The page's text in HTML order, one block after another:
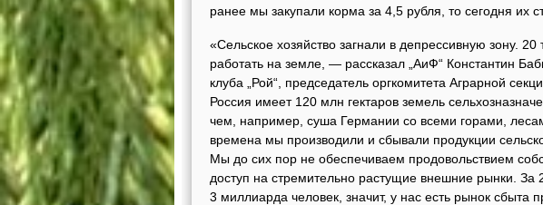
ранее мы закупали корма за 4,5 рубля, то сегодня их
«Сельское хозяйство загнали в депрессивную зону.
работать на земле, — рассказал „АиФ“ Константин
клуба „Рой“, председатель оргкомитета Аграрной
Россия имеет 120 млн гектаров земель
чем, например, суша Германии со всеми горами,
времена мы производили и сбывали продукции
Мы до сих пор не обеспечиваем продовольствием
доступ на стремительно растущие внешние рынки.
3 миллиарда человек, значит, у нас есть рынок сбыта